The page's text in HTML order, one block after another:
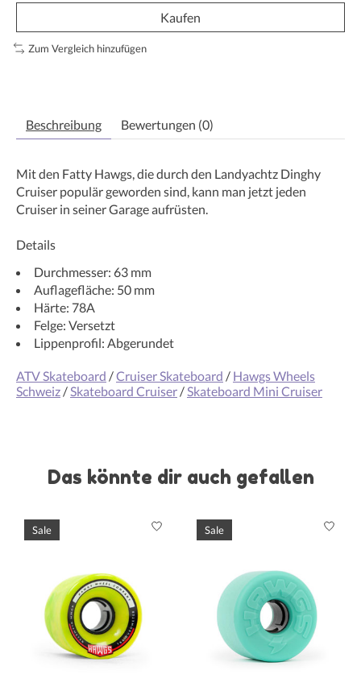
Kaufen
Zum Vergleich hinzufügen
Beschreibung Bewertungen (0)
Mit den Fatty Hawgs, die durch den Landyachtz Dinghy
Cruiser populär geworden sind, kann man jetzt jeden
Cruiser in seiner Garage aufrüsten.
Details
Durchmesser: 63 mm
Auflagefläche: 50 mm
Härte: 78A
Felge: Versetzt
Lippenprofil: Abgerundet
ATV Skateboard /Cruiser Skateboard / Hawgs Wheels
Schweiz / Skateboard Cruiser / Skateboard Mini Cruiser
Das könnte dir auch gefallen
Produkt-Karussell-Artikel
Sale Sale